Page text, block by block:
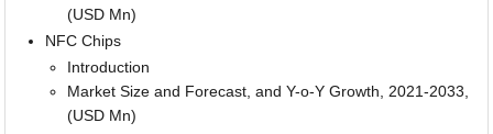
(USD Mn)
NFC Chips
Introduction
Market Size and Forecast, and Y-o-Y Growth, 2021-2033,
(USD Mn)